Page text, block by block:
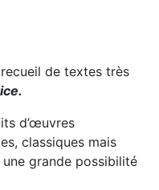
de textes très
d’œuvres
classiques mais
grande possibilité